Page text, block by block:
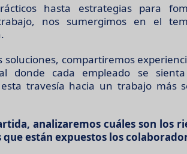
hasta estrategias para
nos sumergimos en el
soluciones, compartiremos
donde cada empleado se
esta travesía hacia un trabajo más
analizaremos cuáles son los
que están expuestos los